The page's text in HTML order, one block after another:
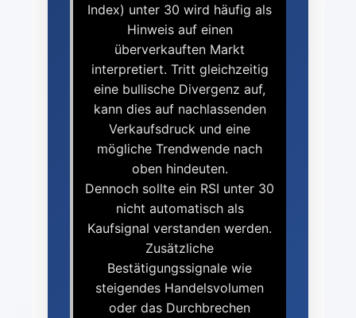
Index) unter 30 wird häufig als
Hinweis auf einen
überverkauften Markt
interpretiert. Tritt gleichzeitig
eine bullische Divergenz auf,
kann dies auf nachlassenden
Verkaufsdruck und eine
mögliche Trendwende nach
oben hindeuten.
Dennoch sollte ein RSI unter 30
nicht automatisch als
Kaufsignal verstanden werden.
Zusätzliche
Bestätigungssignale wie
steigendes Handelsvolumen
oder das Durchbrechen